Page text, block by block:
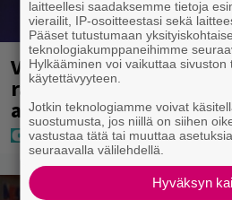
Vappu Pimiä sai
ravintolassa – pettyi
asiaan
laitteellesi saadaksemme tietoja
vierailit, IP-osoitteestasi sekä
Pääset tutustumaan
teknologiakumppaneihimme
Hylkääminen voi vaikuttaa sivuston
käytettävyyteen.
Jotkin teknologiamme voivat
suostumusta, jos niillä on siihen
vastustaa tätä tai muuttaa
seuraavalla välilehdellä.
Hyväksyn